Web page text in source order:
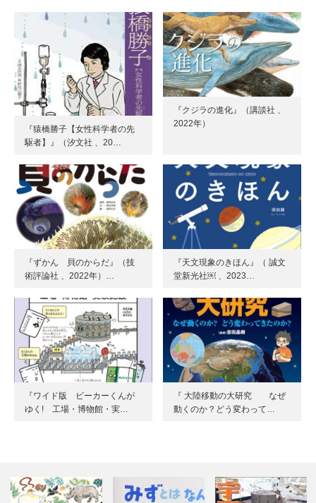
『猿橋勝子【女性科学者の先
駆者】』（汐文社 、20…
『クジラの進化』（講談社 、
2022年）
『ずかん 貝のからだ』（技
術評論社 、2022年）…
『天文現象のきほん』（ 誠文
堂新光社￼ 、2023…
『ワイド版 ビーカーくんが
ゆく! 工場・博物館・実…
『 大陸移動の大研究 なぜ
動くのか？どう変わって…